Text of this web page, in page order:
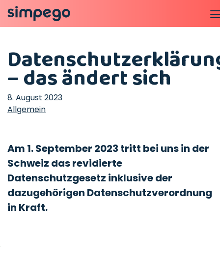
– das ändert sich
8. August 2023
Allgemein
Am 1. September 2023 tritt bei uns in der
Schweiz das revidierte
Datenschutzgesetz inklusive der
dazugehörigen Datenschutzverordnung
in Kraft.